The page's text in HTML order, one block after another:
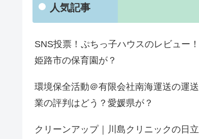
人気記事
SNS投票！ぷちっ子ハウスのレビュー！
姫路市の保育園が？
環境保全活動＠有限会社南海運送の運送
業の評判はどう？愛媛県が？
クリーンアップ｜川島クリニックの日立